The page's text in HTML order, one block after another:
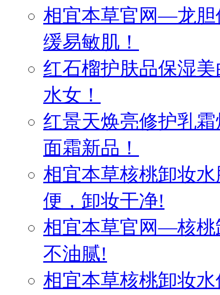
相宜本草官网—龙胆
缓易敏肌！
红石榴护肤品保湿
水女！
红景天焕亮修护乳
面霜新品！
相宜本草核桃卸妆
便，卸妆干净!
相宜本草官网—核桃
不油腻!
相宜本草核桃卸妆